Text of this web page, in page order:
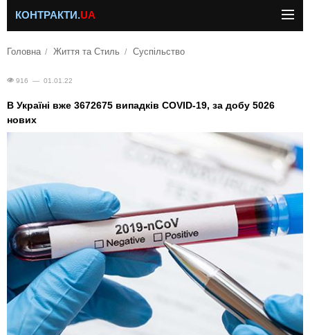
КОНТРАКТИ.UA
Головна Життя та Стиль Суспільство
916 — 01.01.22
В Україні вже 3672675 випадків COVID-19, за добу 5026
нових